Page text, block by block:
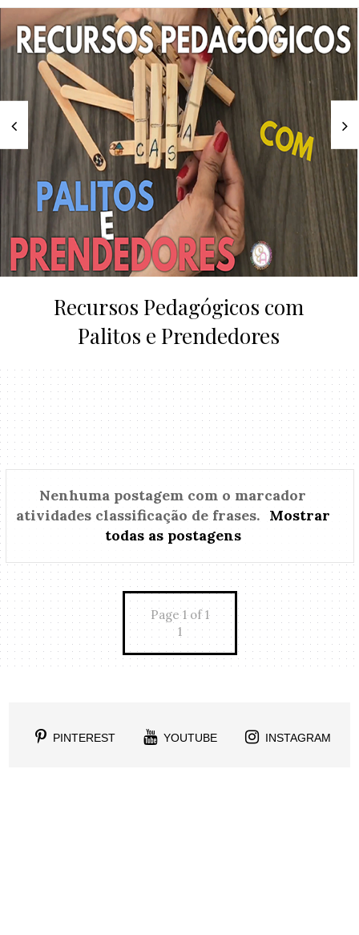
Recursos Pedagógicos com
Palitos e Prendedores
Nenhuma postagem com o marcador
atividades classificação de frases. Mostrar
todas as postagens
Page 1 of 1
1
PINTEREST YOUTUBE INSTAGRAM